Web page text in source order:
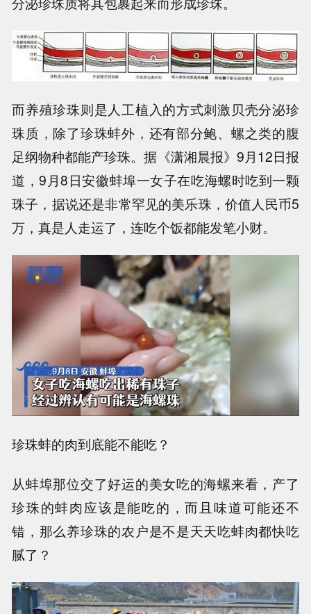
而养殖珍珠则是人工植入的方式刺激贝壳分泌珍
珠质，除了珍珠蚌外，还有部分鲍、螺之类的腹
足纲物种都能产珍珠。据《潇湘晨报》9月12日报
道，9月8日安徽蚌埠一女子在吃海螺时吃到一颗
珠子，据说还是非常罕见的美乐珠，价值人民币5
万，真是人走运了，连吃个饭都能发笔小财。
珍珠蚌的肉到底能不能吃？
从蚌埠那位交了好运的美女吃的海螺来看，产了
珍珠的蚌肉应该是能吃的，而且味道可能还不
错，那么养珍珠的农户是不是天天吃蚌肉都快吃
腻了？